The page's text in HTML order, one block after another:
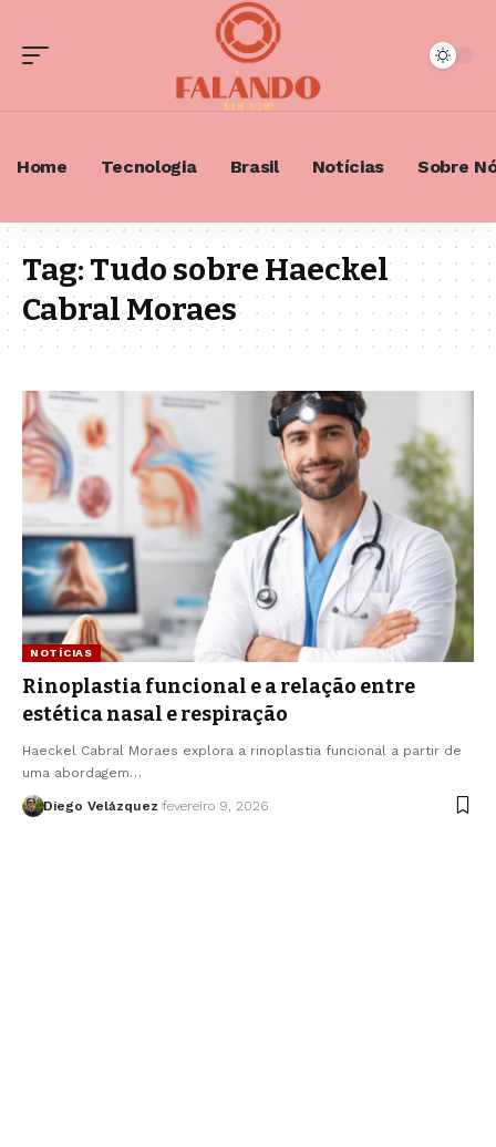
Home Tecnologia Brasil Notícias Sobre
Tag:Tudo sobre Haeckel
Cabral Moraes
NOTÍCIAS
Rinoplastia funcional e a relação entre
estética nasal e respiração
Haeckel Cabral Moraes explora a rinoplastia funcional a partir de
uma abordagem…
Diego Velázquez fevereiro 9, 2026